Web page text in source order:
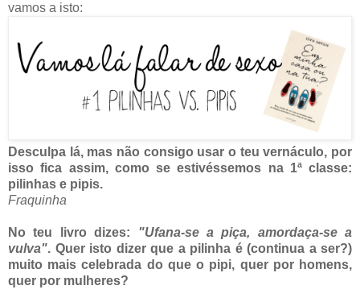
vamos a isto:
Desculpa lá, mas não consigo usar o teu vernáculo, por
isso fica assim, como se estivéssemos na 1ª classe:
pilinhas e pipis.
Fraquinha
No teu livro dizes: "Ufana-se a piça, amordaça-se a
vulva". Quer isto dizer que a pilinha é (continua a ser?)
muito mais celebrada do que o pipi, quer por homens,
quer por mulheres?